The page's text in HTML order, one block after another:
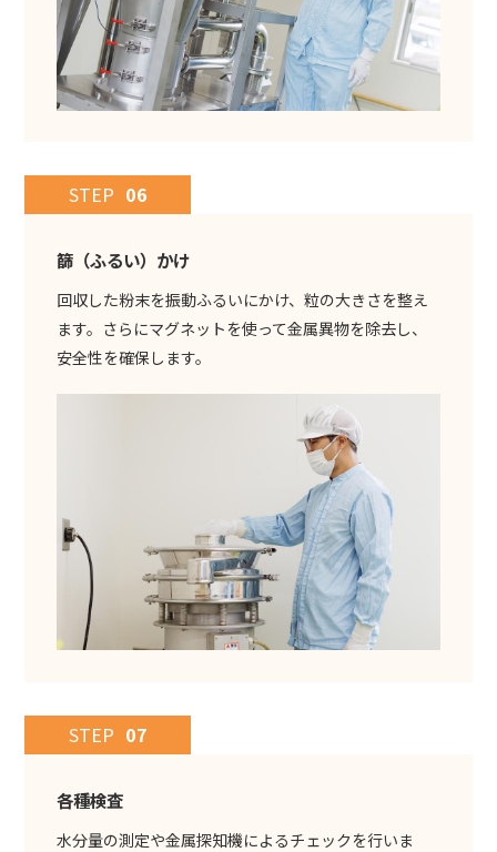
STEP 06
篩（ふるい）かけ
回収した粉末を振動ふるいにかけ、粒の大きさを整え
ます。さらにマグネットを使って金属異物を除去し、
安全性を確保します。
STEP 07
各種検査
水分量の測定や金属探知機によるチェックを行いま